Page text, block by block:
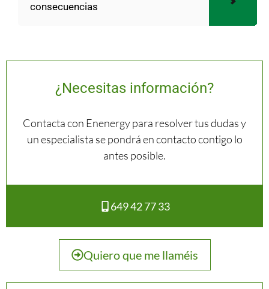
consecuencias
¿Necesitas información?
Contacta con Enenergy para resolver tus dudas y
un especialista se pondrá en contacto contigo lo
antes posible.
649 42 77 33
Quiero que me llaméis